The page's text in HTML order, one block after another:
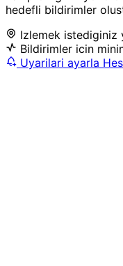
hedefli bildirimler
Izlemek istediginiz
Bildirimler icin
Uyarilari ayarla